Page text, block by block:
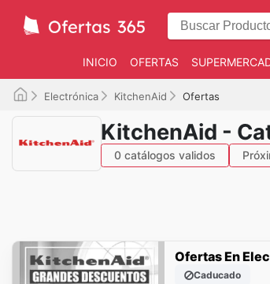
INICIO OFERTAS
Electrónica KitchenAid Ofertas
KitchenAid -
0 catálogos validos
Ofertas En
Caducado